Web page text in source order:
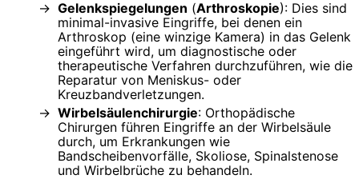
Gelenkspiegelungen (Arthroskopie): Dies sind
minimal-invasive Eingriffe, bei denen ein
Arthroskop (eine winzige Kamera) in das Gelenk
eingeführt wird, um diagnostische oder
therapeutische Verfahren durchzuführen, wie die
Reparatur von Meniskus- oder
Kreuzbandverletzungen.
Wirbelsäulenchirurgie: Orthopädische
Chirurgen führen Eingriffe an der Wirbelsäule
durch, um Erkrankungen wie
Bandscheibenvorfälle, Skoliose, Spinalstenose
und Wirbelbrüche zu behandeln.